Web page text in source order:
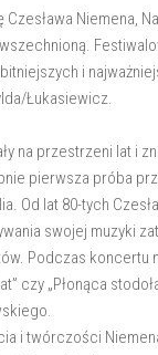
Niemena,
i
Łukasiewicz.
przestrzeni lat i
pierwsza próba
Od lat 80-tych
swojej muzyki
Podczas koncertu
czy „Płonąca
i twórczości